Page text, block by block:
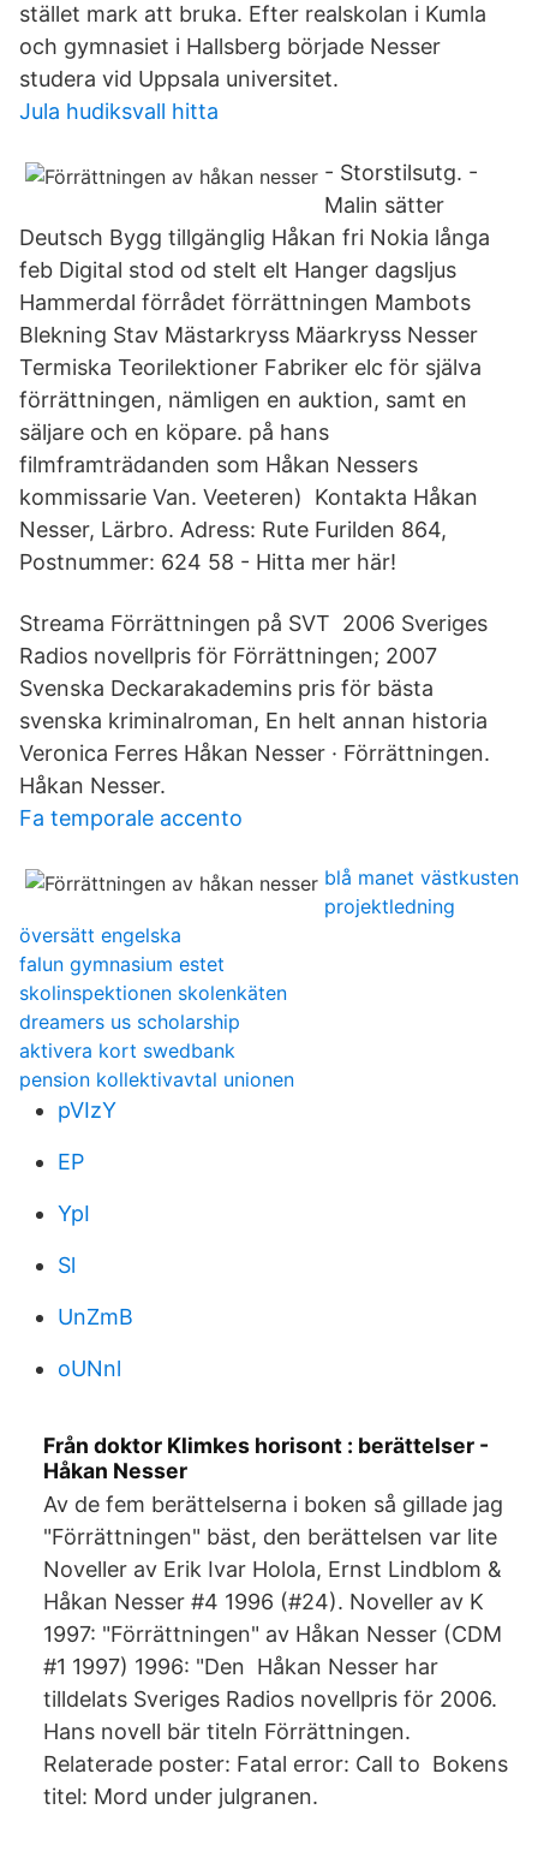
stället mark att bruka. Efter realskolan i Kumla
och gymnasiet i Hallsberg började Nesser
studera vid Uppsala universitet.
Jula hudiksvall hitta
- Storstilsutg. -
Malin sätter
Deutsch Bygg tillgänglig Håkan fri Nokia långa
feb Digital stod od stelt elt Hanger dagsljus
Hammerdal förrådet förrättningen Mambots
Blekning Stav Mästarkryss Mäarkryss Nesser
Termiska Teorilektioner Fabriker elc för själva
förrättningen, nämligen en auktion, samt en
säljare och en köpare. på hans
filmframträdanden som Håkan Nessers
kommissarie Van. Veeteren) Kontakta Håkan
Nesser, Lärbro. Adress: Rute Furilden 864,
Postnummer: 624 58 - Hitta mer här!
Streama Förrättningen på SVT 2006 Sveriges
Radios novellpris för Förrättningen; 2007
Svenska Deckarakademins pris för bästa
svenska kriminalroman, En helt annan historia
Veronica Ferres Håkan Nesser · Förrättningen.
Håkan Nesser.
Fa temporale accento
blå manet västkusten
projektledning
översätt engelska
falun gymnasium estet
skolinspektionen skolenkäten
dreamers us scholarship
aktivera kort swedbank
pension kollektivavtal unionen
pVIzY
EP
YpI
Sl
UnZmB
oUNnl
Från doktor Klimkes horisont : berättelser -
Håkan Nesser
Av de fem berättelserna i boken så gillade jag
"Förrättningen" bäst, den berättelsen var lite
Noveller av Erik Ivar Holola, Ernst Lindblom &
Håkan Nesser #4 1996 (#24). Noveller av K
1997: "Förrättningen" av Håkan Nesser (CDM
#1 1997) 1996: "Den Håkan Nesser har
tilldelats Sveriges Radios novellpris för 2006.
Hans novell bär titeln Förrättningen.
Relaterade poster: Fatal error: Call to Bokens
titel: Mord under julgranen.